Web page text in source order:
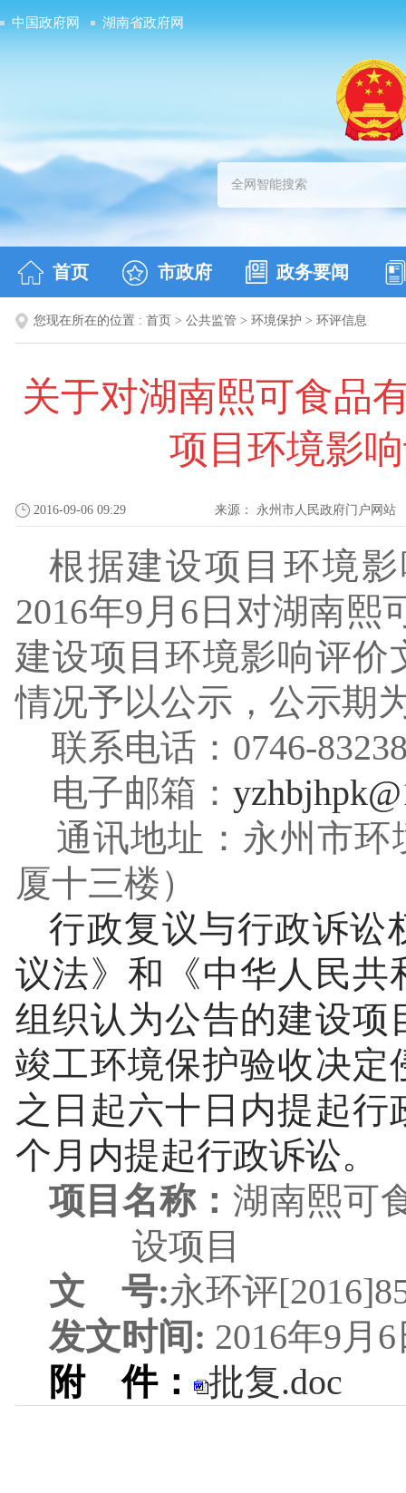
中国政府网 湖南省政府网
首页 市政府 政务要闻
您现在所在的位置 : 首页 > 公共监管 > 环境保护 > 环评信息
关于对湖南熙可食品
项目环境影
2016-09-06 09:29 来源： 永州市人民政府门户网站
根据建设项目环境
2016年9月 6 日对湖南熙
建设项目环境影响评价
情况予以公示，公示期
联系电话： 0746-
电子邮箱：
通讯地址：永州市
厦十三楼）
行政复议与行政诉讼
议法》和《中华人民
组织认为公告的建设
竣工环境保护验收决
之日起六十日内提起
个月内提起行政诉讼。
项目名称： 湖南熙可
设项目
文
号:永环评[2016]
发文时间 : 2016年9月 6
附
件： 批复.doc